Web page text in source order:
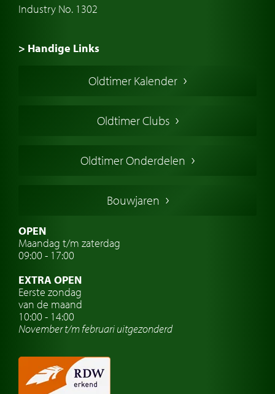
Industry No. 1302
> Handige Links
Amerikaanse oldtimers
Franse oldtimers
Zweedse oldtimers
Oldtimer verzekering
Oldtimer reizen
Oldtimerwerkplaats
Automerk horloges
Classic cars Nederland
Oldtimer Kalender
Oldtimer Clubs
Oldtimer Onderdelen
Bouwjaren
OPEN
Maandag t/m zaterdag
09:00 - 17:00
EXTRA OPEN
Eerste zondag
van de maand
10:00 - 14:00
November t/m februariuitgezonderd